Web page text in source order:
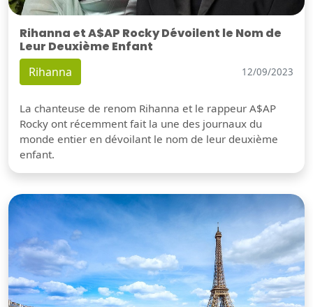
Rihanna et A$AP Rocky Dévoilent le Nom de
Leur Deuxième Enfant
Rihanna 12/09/2023
La chanteuse de renom Rihanna et le rappeur A$AP
Rocky ont récemment fait la une des journaux du
monde entier en dévoilant le nom de leur deuxième
enfant.